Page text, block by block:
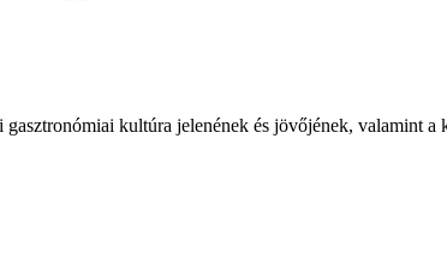
kultúra jelenének és jövőjének, valamint